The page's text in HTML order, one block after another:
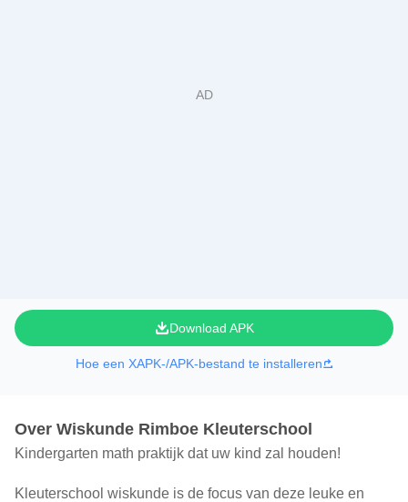
Download APK
Hoe een XAPK-/APK-bestand te installeren
Over Wiskunde Rimboe Kleuterschool
Kindergarten math praktijk dat uw kind zal houden!
Kleuterschool wiskunde is de focus van deze leuke en